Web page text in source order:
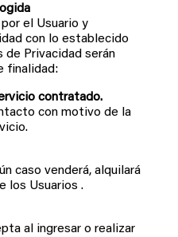
el Usuario y
con lo establecido
Privacidad serán
finalidad:
contratado.
con motivo de la
caso venderá, alquilará
los Usuarios .
al ingresar o realizar